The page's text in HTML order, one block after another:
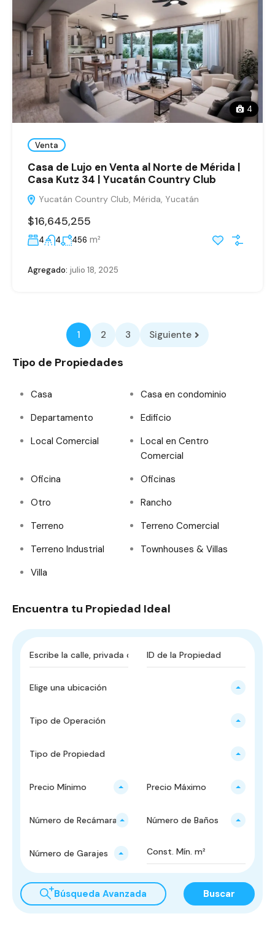
4
Venta
Casa de Lujo en Venta al Norte de Mérida |
Casa Kutz 34 | Yucatán Country Club
Yucatán Country Club, Mérida, Yucatán
$16,645,255
4 4 456 m²
Agregado: julio 18, 2025
1 2 3 Siguiente
Tipo de Propiedades
Casa
Casa en condominio
Departamento
Edificio
Local Comercial
Local en Centro
Comercial
Oficina
Oficinas
Otro
Rancho
Terreno
Terreno Comercial
Terreno Industrial
Townhouses & Villas
Villa
Encuentra tu Propiedad Ideal
Elige una ubicación
Tipo de Operación
Tipo de Propiedad
Precio Mínimo Precio Máximo
Número de Recámaras Número de Baños
Número de Garajes
Búsqueda Avanzada Buscar